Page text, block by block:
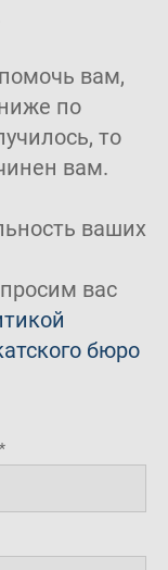
вам,
по
то
вам.
ваших
вас
бюро